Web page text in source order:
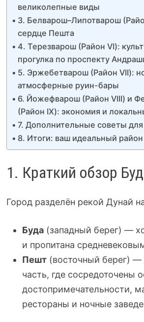
великолепные виды
3. Белварош–Липотварош
сердце Пешта
4. Терезварош (Район VI):
прогулка по проспекту
5. Эржебетварош (Район VII):
атмосферные руин-бары
6. Йожефварош (Район VIII) и
(Район IX): экономия и
7. Дополнительные советы
8. Итоги: ваш идеальный
1. Краткий обзор
Город разделён рекой Дунай
Буда(западный берег) —
и пропитана
Пешт(восточный берег) —
часть, где сосредоточены
достопримечательности,
рестораны и ночные